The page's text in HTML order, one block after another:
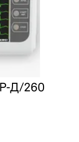
Д/260